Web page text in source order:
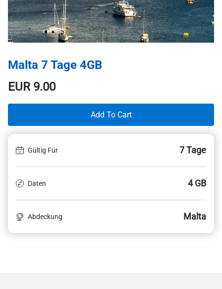
Malta 7 Tage 4GB
EUR9.00
Add To Cart
Gültig Für 7 Tage
Daten 4 GB
Abdeckung Malta